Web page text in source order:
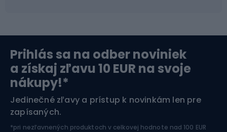
Orientačný beh
Lyžovanie
Športová elektronika
Jazdectvo
Prihlás sa na odber noviniek
a získaj zľavu 10 EUR na svoje
nákupy!*
Jedinečné zľavy a prístup k novinkám len pre
zapísaných.
*pri nezľavnených produktoch v celkovej hodnote nad 100 EUR